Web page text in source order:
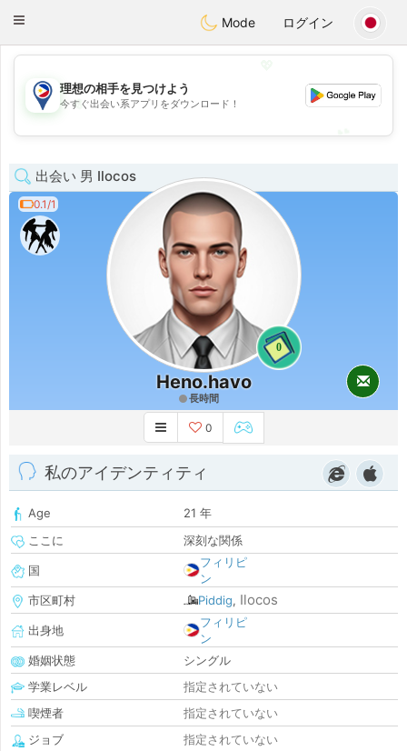
PhilippinesChat
Toggle
Mode ログイン
💖
💕
理想の相手を見つけよう
今すぐ出会い系アプリをダウンロード！
出会い 男 Ilocos
0.1/1
0
Heno.havo
長時間
0
私のアイデンティティ
Age
21 年
ここに
深刻な関係
国
フィリピ
ン
市区町村
Piddig, Ilocos
出身地
フィリピ
ン
婚姻状態
シングル
学業レベル
指定されていない
喫煙者
指定されていない
ジョブ
指定されていない